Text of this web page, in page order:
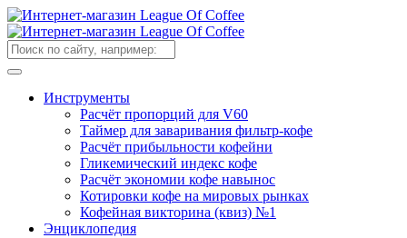
Инструменты
Расчёт пропорций для V60
Таймер для заваривания фильтр-кофе
Расчёт прибыльности кофейни
Гликемический индекс кофе
Расчёт экономии кофе навынос
Котировки кофе на мировых рынках
Кофейная викторина (квиз) №1
Энциклопедия